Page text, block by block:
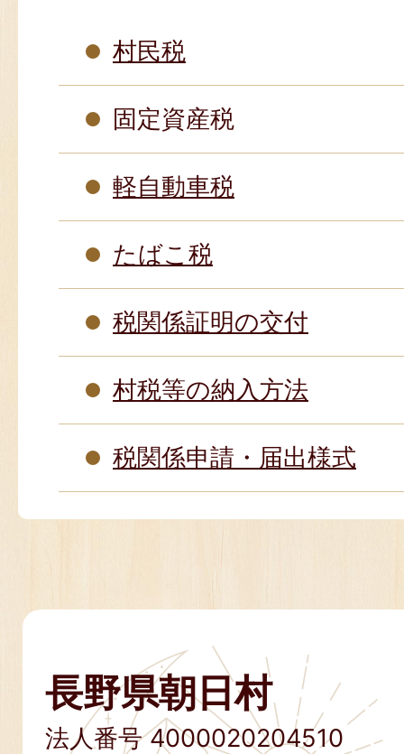
村民税
固定資産税
軽自動車税
たばこ税
税関係証明の交付
村税等の納入方法
税関係申請・届出様式
長野県朝日村
法人番号 4000020204510